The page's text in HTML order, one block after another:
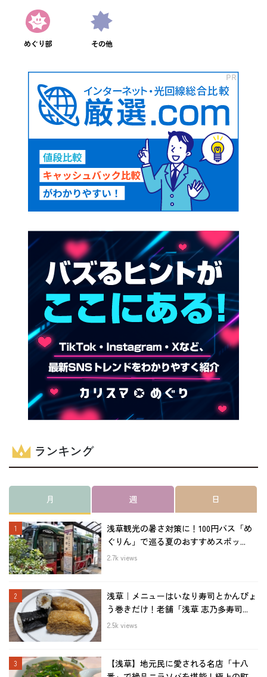
めぐり部 その他
ランキング
月 週 日
浅草観光の暑さ対策に！100円バス「め
ぐりん」で巡る夏のおすすめスポッ...
2.7k views
浅草｜メニューはいなり寿司とかんぴょ
う巻きだけ！老舗「浅草 志乃多寿司...
2.5k views
【浅草】地元民に愛される名店「十八